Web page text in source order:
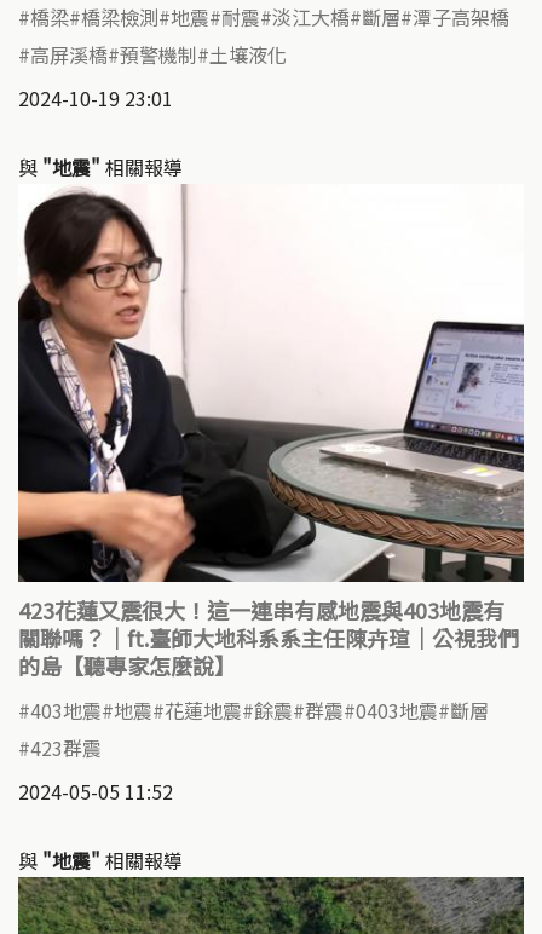
橋梁 橋梁檢測 地震 耐震 淡江大橋 斷層 潭子高架橋
高屏溪橋 預警機制 土壤液化
2024-10-19 23:01
與 "地震" 相關報導
423花蓮又震很大！這一連串有感地震與403地震有
關聯嗎？｜ft.臺師大地科系系主任陳卉瑄｜公視我們
的島【聽專家怎麼說】
403地震 地震 花蓮地震 餘震 群震 0403地震 斷層
423群震
2024-05-05 11:52
與 "地震" 相關報導